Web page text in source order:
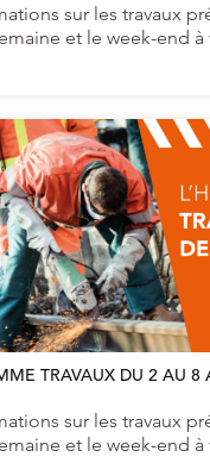
sur les travaux
et le week-end à
TRAVAUX DU 2 AU 8
sur les travaux
et le week-end à